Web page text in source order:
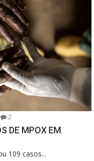
2
DE MPOX EM
109 casos...